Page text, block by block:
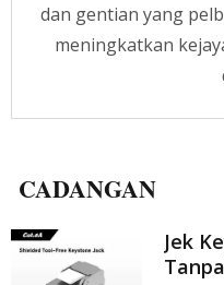
dan gentian yang
meningkatkan
CADANGAN
Jek